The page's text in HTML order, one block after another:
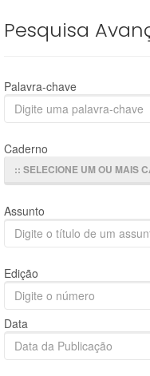
Pesquisa
Palavra-chave
Caderno
:: SELECIONE UM OU MAIS
Assunto
Edição
Data